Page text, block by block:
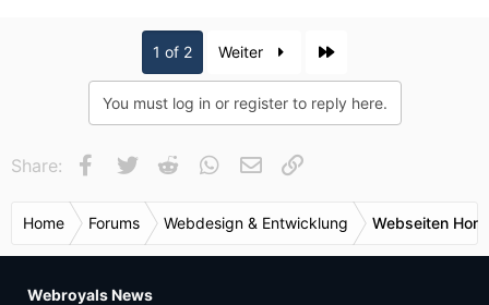
1 of 2 Weiter
You must log in or register to reply here.
Share: Facebook
Twitter Reddit WhatsApp
E-Mail
Home Forums Webdesign & Entwicklung Webseiten
Webroyals News